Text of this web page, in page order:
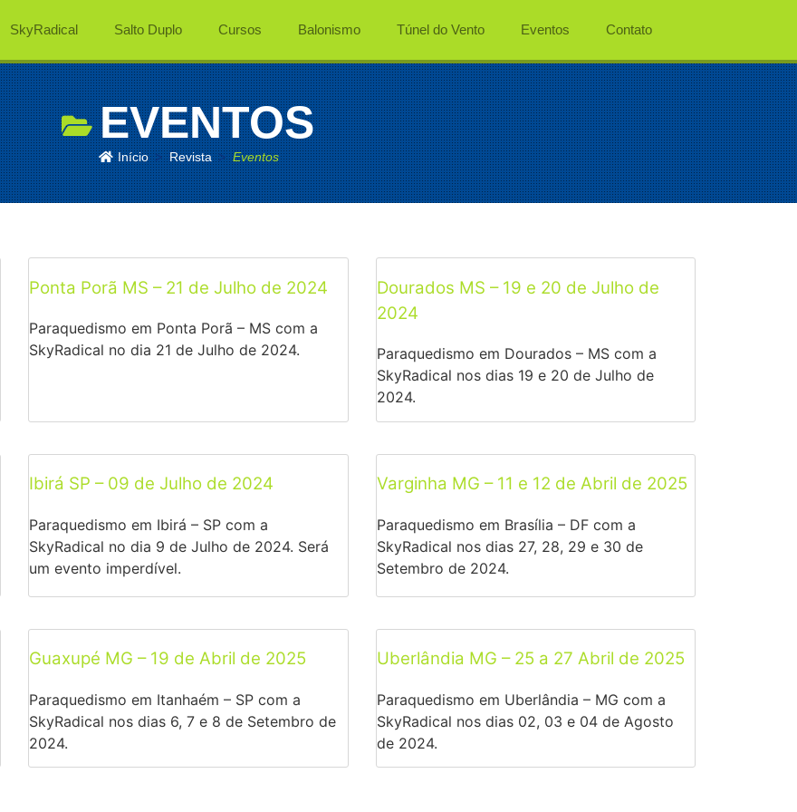
SkyRadical Salto Duplo Cursos Balonismo Túnel do Vento Eventos Contato
EVENTOS
Início > Revista > Eventos
Ponta Porã MS – 21 de Julho de 2024
Paraquedismo em Ponta Porã – MS com a
SkyRadical no dia 21 de Julho de 2024.
Dourados MS – 19 e 20 de Julho de
2024
Paraquedismo em Dourados – MS com a
SkyRadical nos dias 19 e 20 de Julho de
2024.
Ibirá SP – 09 de Julho de 2024
Paraquedismo em Ibirá – SP com a
SkyRadical no dia 9 de Julho de 2024. Será
um evento imperdível.
Varginha MG – 11 e 12 de Abril de 2025
Paraquedismo em Brasília – DF com a
SkyRadical nos dias 27, 28, 29 e 30 de
Setembro de 2024.
Guaxupé MG – 19 de Abril de 2025
Paraquedismo em Itanhaém – SP com a
SkyRadical nos dias 6, 7 e 8 de Setembro de
2024.
Uberlândia MG – 25 a 27 Abril de 2025
Paraquedismo em Uberlândia – MG com a
SkyRadical nos dias 02, 03 e 04 de Agosto
de 2024.